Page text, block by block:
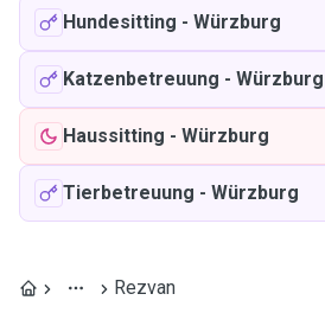
Hundesitting - Würzburg
Katzenbetreuung - Würzburg
Haussitting - Würzburg
Tierbetreuung - Würzburg
Rezvan